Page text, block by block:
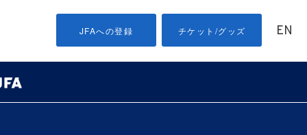
JFAへの登録 チケット/グッズ EN